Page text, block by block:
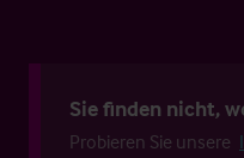
Sie finden nicht,
Probieren Sie unsere